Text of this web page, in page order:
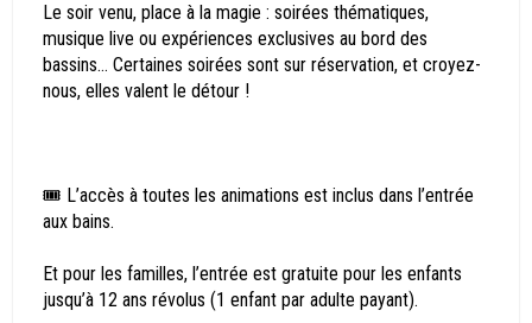
Le soir venu, place à la magie : soirées thématiques,
musique live ou expériences exclusives au bord des
bassins… Certaines soirées sont sur réservation, et croyez-
nous, elles valent le détour !
🎟️ L’accès à toutes les animations est inclus dans l’entrée
aux bains.
Et pour les familles, l’entrée est gratuite pour les enfants
jusqu’à 12 ans révolus (1 enfant par adulte payant).